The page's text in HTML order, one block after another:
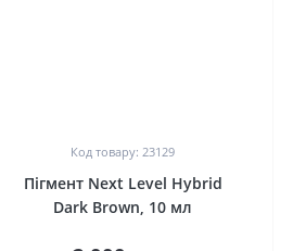
Код товару: 23129
Пігмент Next Level Hybrid Dark
Brown, 10 мл